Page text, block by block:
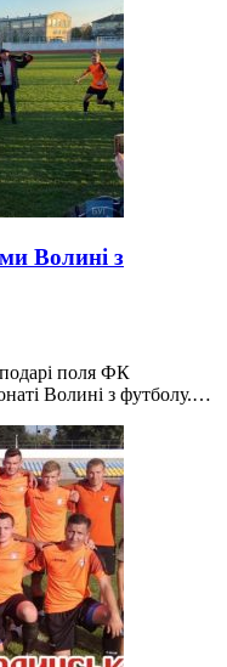
Волині з
поля ФК
Волині з футболу.…